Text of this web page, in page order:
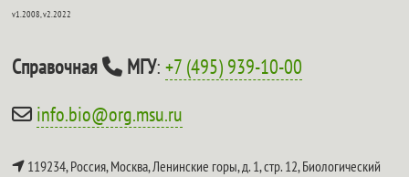
v1.2008, v2.2022
Справочная МГУ:+7 (495) 939-10-00
info.bio@org.msu.ru
119234, Россия, Москва, Ленинские горы, д. 1, стр. 12,Биологический